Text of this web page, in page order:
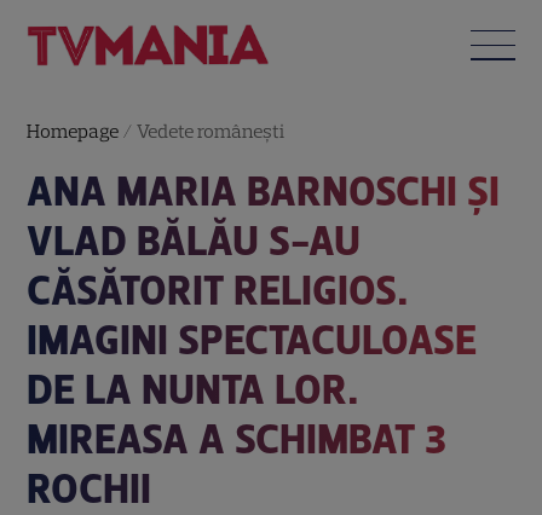
Homepage /Vedete româneşti
ANA MARIA BARNOSCHI ȘI
VLAD BĂLĂU S-AU
CĂSĂTORIT RELIGIOS.
IMAGINI SPECTACULOASE
DE LA NUNTA LOR.
MIREASA A SCHIMBAT 3
ROCHII